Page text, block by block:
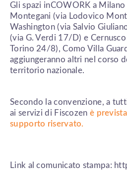
Gli spazi inCOWORK a
Montegani (via Lodovico
Washington (via Salvio
(via G. Verdi 17/D) e
Torino 24/8), Como Villa
aggiungeranno altri nel corso
territorio nazionale.
Secondo la convenzione, a
ai servizi di Fiscozen è
supporto riservato.
Link al comunicato stampa: